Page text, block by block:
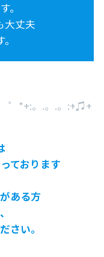
。
大丈夫
゜*+:。.。.。:+♫+
ております
ある方
さい。